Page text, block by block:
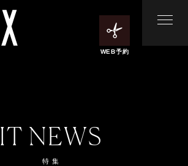
WEB予約
IT NEWS
特 集